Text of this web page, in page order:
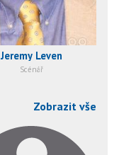
Jeremy Leven
Scénář
Zobrazit vše